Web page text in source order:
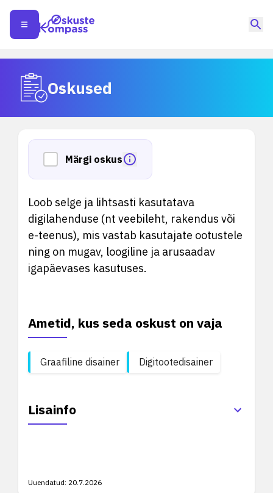
Oskused
Märgi oskus
Loob selge ja lihtsasti kasutatava
digilahenduse (nt veebileht, rakendus või
e-teenus), mis vastab kasutajate ootustele
ning on mugav, loogiline ja arusaadav
igapäevases kasutuses.
Ametid, kus seda oskust on vaja
Graafiline disainer Digitootedisainer
Lisainfo
Uuendatud: 20.7.2026